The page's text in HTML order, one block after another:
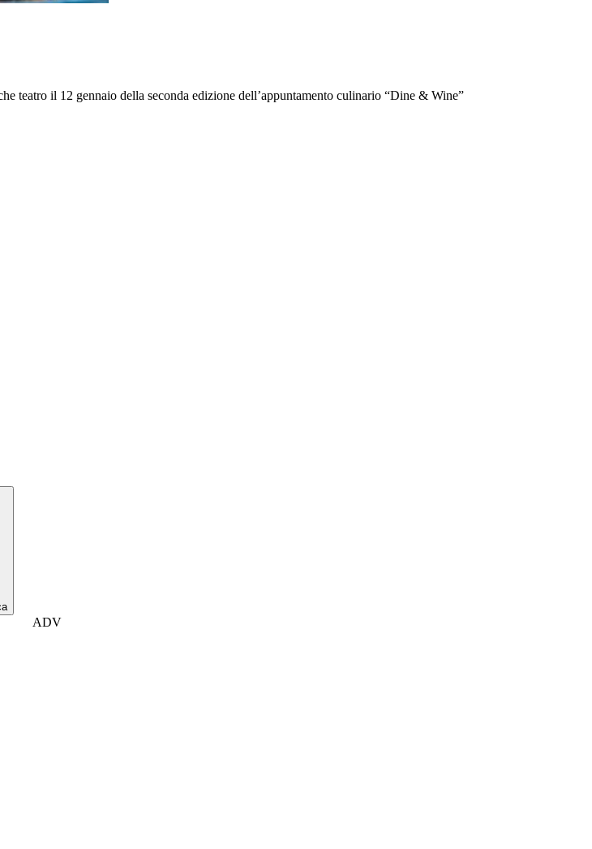
teatro il 12 gennaio della seconda edizione dell’appuntamento culinario “Dine & Wine”
ADV